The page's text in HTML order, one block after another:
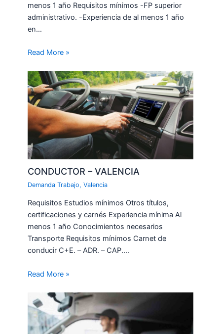
menos 1 año Requisitos mínimos -FP superior
administrativo. -Experiencia de al menos 1 año
en…
Read More »
CONDUCTOR – VALENCIA
Demanda Trabajo,Valencia
Requisitos Estudios mínimos Otros títulos,
certificaciones y carnés Experiencia mínima Al
menos 1 año Conocimientos necesarios
Transporte Requisitos mínimos Carnet de
conducir C+E. – ADR. – CAP.…
Read More »